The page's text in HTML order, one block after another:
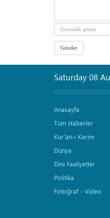
Saturday 08
Anasayfa
Tüm Haberler
Kur'an-ı Kerim
Dünya
Dini Faaliyetler
Politika
Fotoğraf - Video